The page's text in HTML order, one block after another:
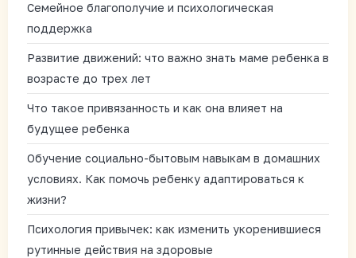
Семейное благополучие и психологическая
поддержка
Развитие движений: что важно знать маме ребенка в
возрасте до трех лет
Что такое привязанность и как она влияет на
будущее ребенка
Обучение социально-бытовым навыкам в домашних
условиях. Как помочь ребенку адаптироваться к
жизни?
Психология привычек: как изменить укоренившиеся
рутинные действия на здоровые